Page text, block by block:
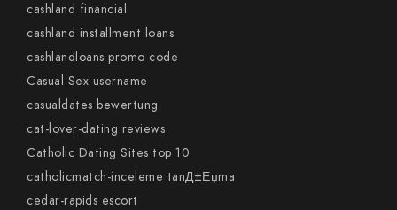
cashland financial
cashland installment loans
cashlandloans promo code
Casual Sex username
casualdates bewertung
cat-lover-dating reviews
Catholic Dating Sites top 10
catholicmatch-inceleme tanД±Еџma
cedar-rapids escort